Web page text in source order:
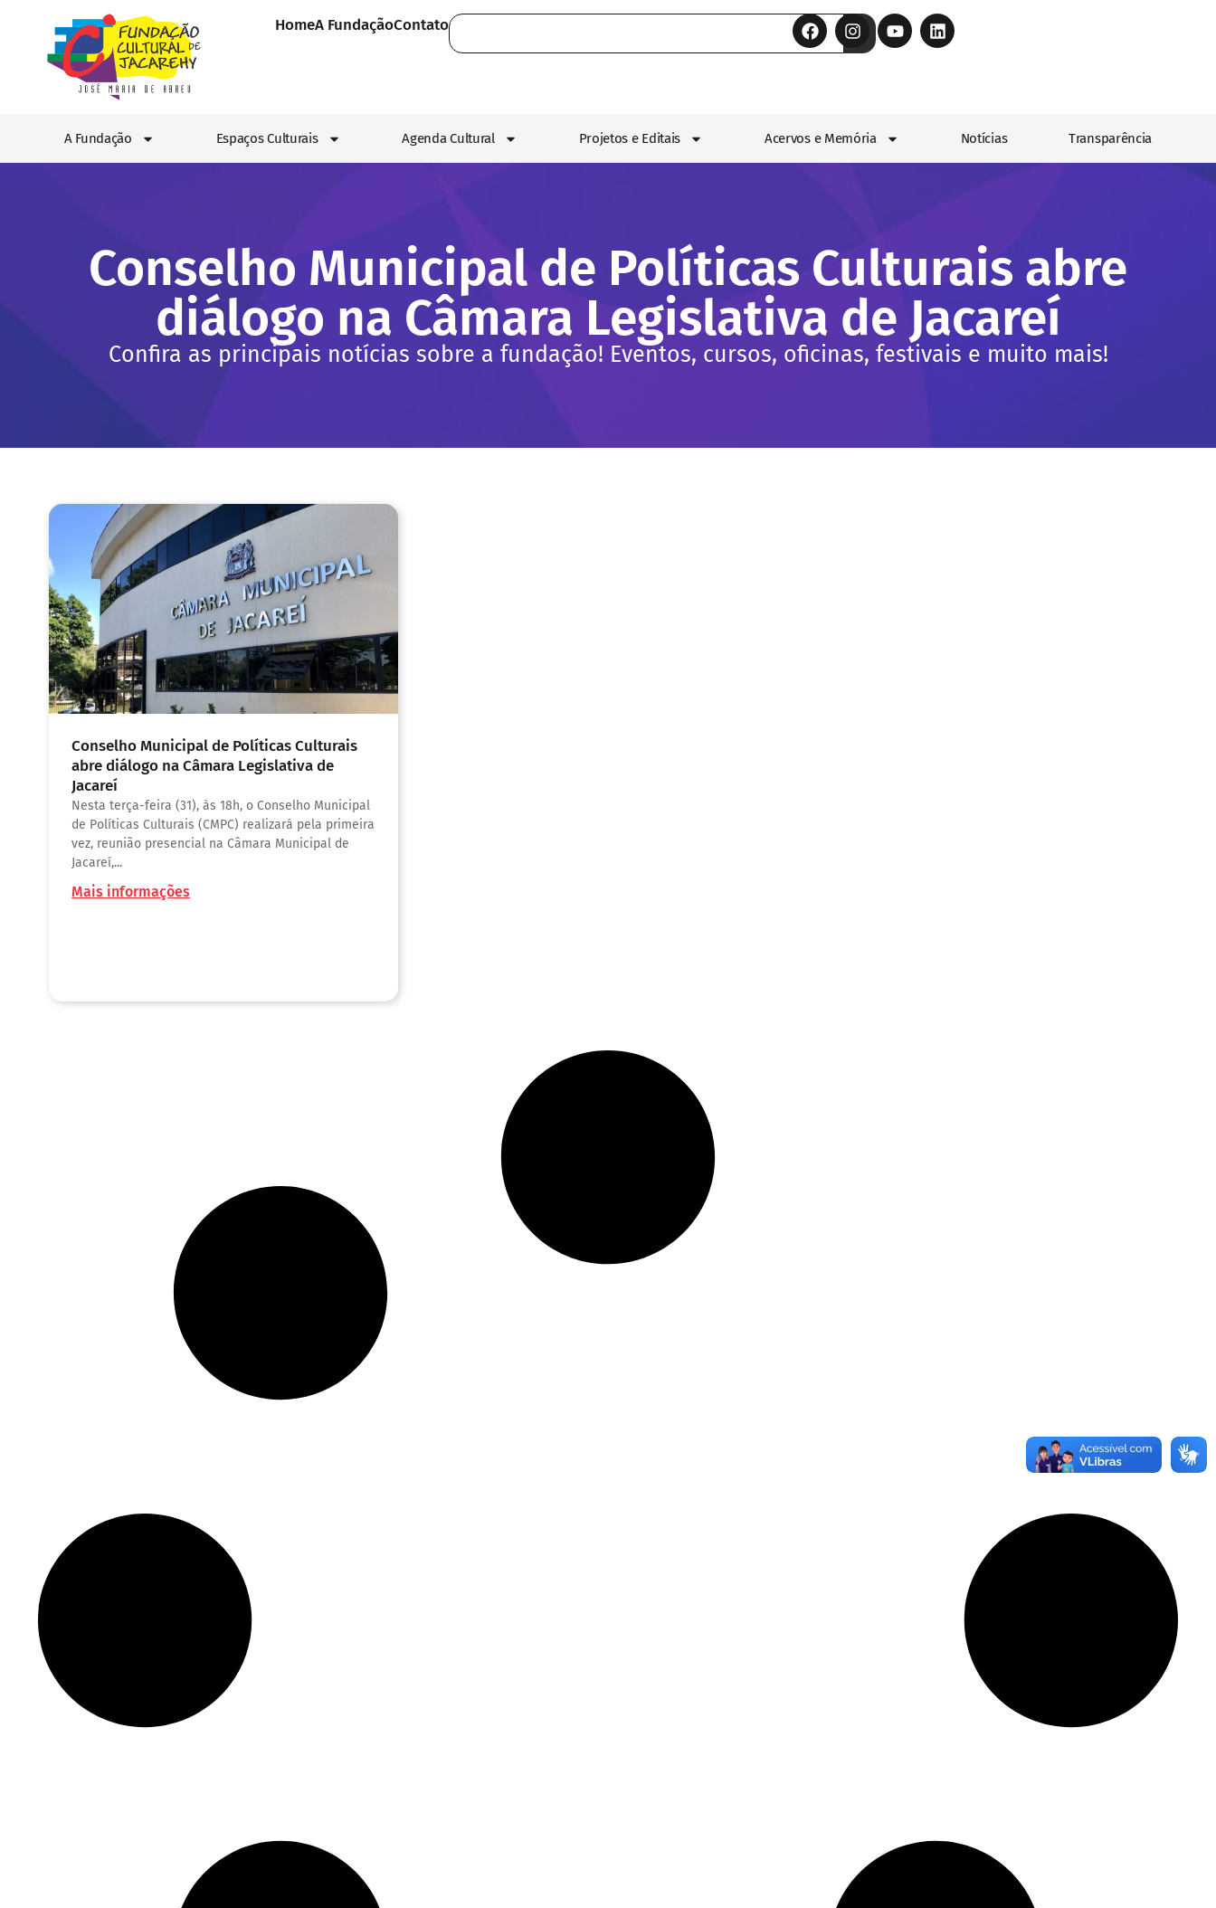
HomeA FundaçãoContato
A Fundação Espaços Culturais Agenda Cultural Projetos e Editais Acervos e Memória Notícias Transparência
Conselho Municipal de Políticas Culturais abre
diálogo na Câmara Legislativa de Jacareí
Confira as principais notícias sobre a fundação! Eventos, cursos, oficinas, festivais e muito mais!
Conselho Municipal de Políticas Culturais
abre diálogo na Câmara Legislativa de
Jacareí
Nesta terça-feira (31), às 18h, o Conselho Municipal
de Políticas Culturais (CMPC) realizará pela primeira
vez, reunião presencial na Câmara Municipal de
Jacareí,...
Mais informações